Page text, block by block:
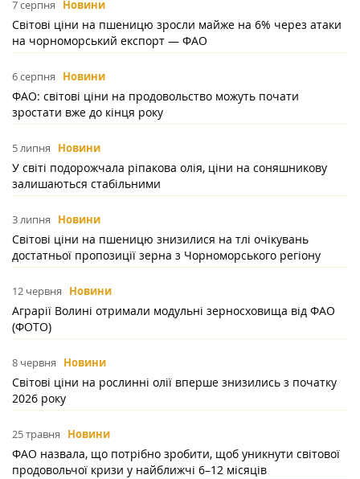
7 серпня Новини
Світові ціни на пшеницю зросли майже на 6% через атаки
на чорноморський експорт — ФАО
6 серпня Новини
ФАО: світові ціни на продовольство можуть почати
зростати вже до кінця року
5 липня Новини
У світі подорожчала ріпакова олія, ціни на соняшникову
залишаються стабільними
3 липня Новини
Світові ціни на пшеницю знизилися на тлі очікувань
достатньої пропозиції зерна з Чорноморського регіону
12 червня Новини
Аграрії Волині отримали модульні зерносховища від ФАО
(ФОТО)
8 червня Новини
Світові ціни на рослинні олії вперше знизились з початку
2026 року
25 травня Новини
ФАО назвала, що потрібно зробити, щоб уникнути світової
продовольчої кризи у найближчі 6–12 місяців